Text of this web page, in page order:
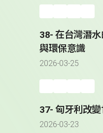
38- 在台灣潛
與環保意識
2026-03-25
37- 匈牙利改
2026-03-23